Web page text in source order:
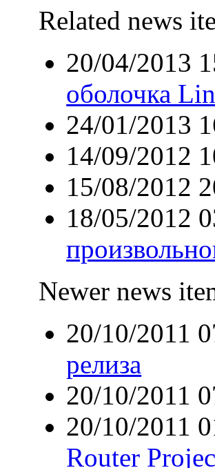
Related news
20/04/2013
оболочка
24/01/2013
14/09/2012
15/08/2012
18/05/2012
Newer news
20/10/2011
релиза
20/10/2011
20/10/2011
Router